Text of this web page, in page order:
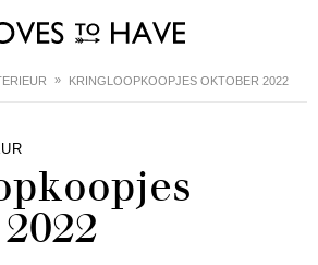
KRINGLOOPKOOPJES OKTOBER 2022